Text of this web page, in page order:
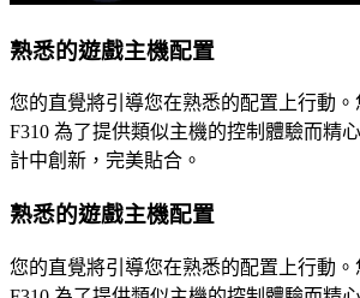
熟悉的遊戲主機配置
您的直覺將引導您在熟悉的配置上行動。
F310 為了提供類似主機的控制體驗而精
計中創新，完美貼合。
熟悉的遊戲主機配置
您的直覺將引導您在熟悉的配置上行動。